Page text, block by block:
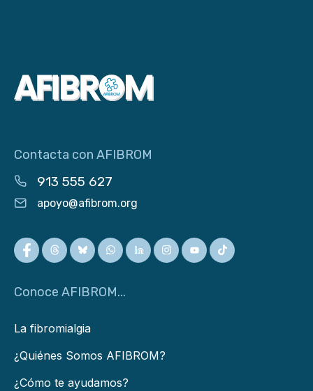
Contacta con AFIBROM
913 555 627
apoyo@afibrom.org
Conoce AFIBROM...
La fibromialgia
¿Quiénes Somos AFIBROM?
¿Cómo te ayudamos?